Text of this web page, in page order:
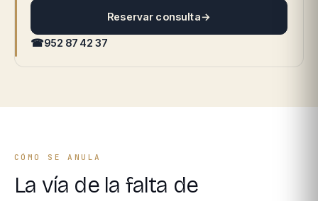
Reservar consulta→
☎952 87 42 37
CÓMO SE ANULA
La vía de la falta de